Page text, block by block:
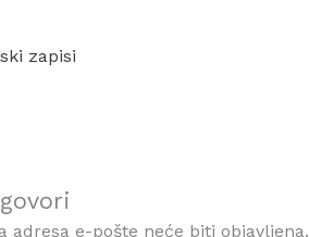
zapisi
adresa e-pošte neće biti objavljena.